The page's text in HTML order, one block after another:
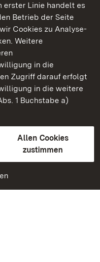
erster Linie handelt es
Betrieb der Seite
Cookies zu Analyse-
Weitere
in die
Zugriff darauf erfolgt
in die weitere
1 Buchstabe a)
Allen Cookies
zustimmen
Baden-Württemberg